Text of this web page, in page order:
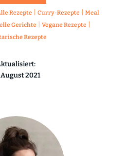
Rezepte Curry-Rezepte
Meal
Gerichte Vegane Rezepte
Rezepte
August 2021